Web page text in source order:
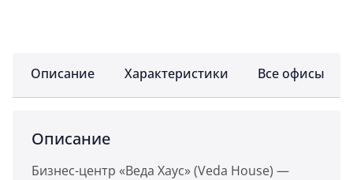
Описание Характеристики Все офисы
Описание
Бизнес-центр «Веда Хаус» (Veda House) —